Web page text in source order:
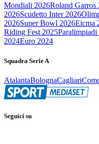
Mondiali 2026Roland Garros
2026Scudetto Inter 2026
2026Super Bowl 2026Eicma
Riding Fest 2025
2024Euro 2024
Squadra Serie A
AtalantaBolognaCagliari
Seguici su